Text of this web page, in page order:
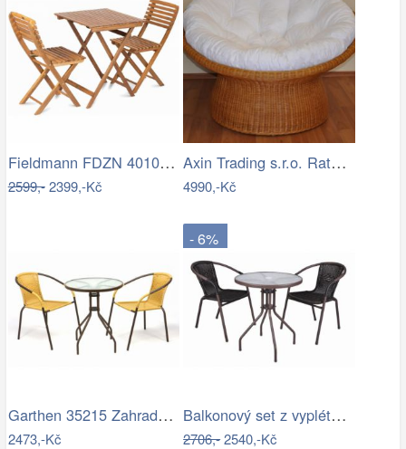
Fieldmann FDZN 4010 Alice Balkonový set
2599,-2399,-Kč
Axin Trading s.r.o. Ratanový papasan…
4990,-Kč
Garthen 35215 Zahradní balkonový set 2…
2473,-Kč
- 6%
Balkonový set z vyplétaného polyratanu…
2706,-2540,-Kč